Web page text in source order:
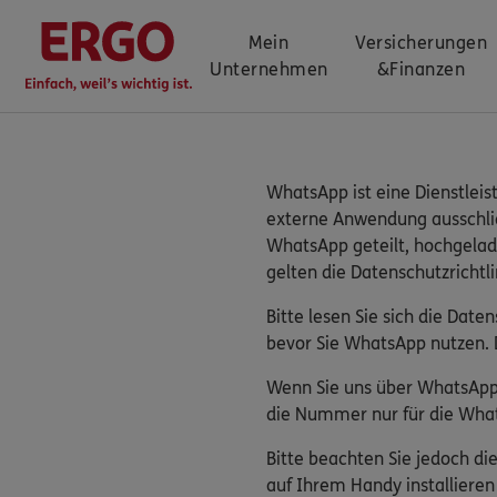
Mein
Unternehmen
Versicherungen
&Finanzen
WhatsApp ist eine
externe Anwendung
WhatsApp geteilt,
gelten die
Bitte lesen Sie sich die
bevor Sie WhatsApp
Wenn Sie uns über
die Nummer nur für die
Bitte beachten Sie jedoch
auf Ihrem Handy